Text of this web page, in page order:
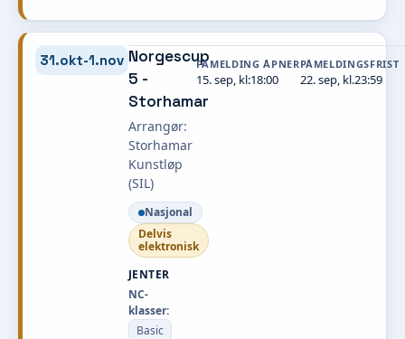
31.okt-1.nov Norgescup
5 -
Storhamar
Arrangør:
Storhamar
Kunstløp
(SIL)
Nasjonal
Delvis
elektronisk
JENTER
NC-
klasser:
Basic
PÅMELDING ÅPNER
15. sep, kl:18:00
PÅMELDINGSFRIST
22. sep, kl.23:59